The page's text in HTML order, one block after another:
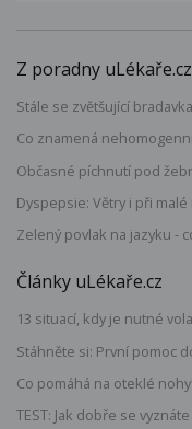
Z poradny uLékaře.cz
Stále se zvětšující bradavka
Co znamená
Občasné píchnutí pod
Dyspepsie: Větry i při
Zelený povlak na jazyku -
Články uLékaře.cz
13 situací, kdy je nutné
Stáhněte si: První pomoc
Co pomáhá na oteklé
TEST: Jak dobře se